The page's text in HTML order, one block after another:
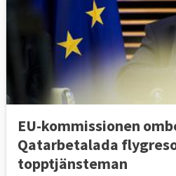
EU-kommissionen
Qatarbetalada
topptjänsteman